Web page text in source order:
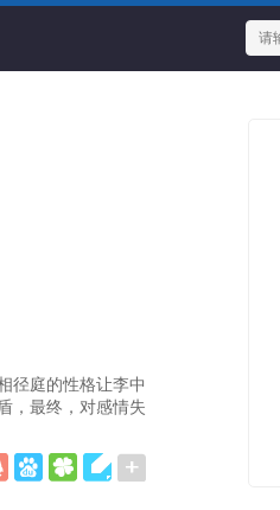
径庭的性格让李中
，最终，对感情失